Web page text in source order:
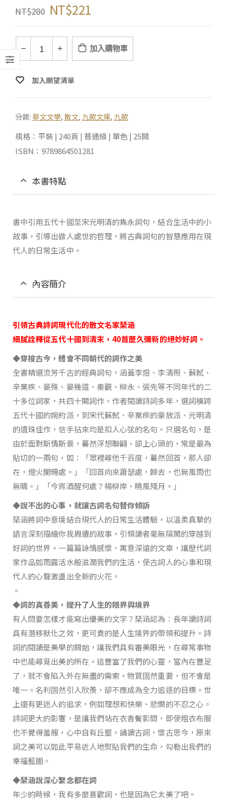
NT$280 NT$221
加入購物車
加入願望清單
分類: 華文文學, 散文, 九歌文庫, 九歌
規格：平裝 | 240頁 | 普通級 | 單色 | 25開
ISBN：9789864501281
本書特點
書中引用五代十國至宋元明清的雋永詞句，結合生活中的小
故事，引導出做人處世的哲理，將古典詞句的智慧應用在現
代人的日常生活中。
內容簡介
引領古典詩詞現代化的散文名家琹涵
細膩詮釋從五代十國到清末，40首歷久彌新的絕妙好詞。
◆穿梭古今，體會不同朝代的詞作之美
全書精選流芳千古的經典詞句，涵蓋李煜、李清照、蘇軾、
辛棄疾、晏殊、晏幾道、秦觀、柳永、張先等不同年代的二
十多位詞家，共四十闋詞作。作者閱讀詩詞多年，選詞橫跨
五代十國的婉約派，到宋代蘇軾、辛棄疾的豪放派、元明清
的遺珠佳作，信手拈來均是扣人心弦的名句。只選名句，是
由於面對斯情斯景，驀然浮想聯翩、卻上心頭的，常是最為
貼切的一兩句，如：「眾裡尋他千百度，驀然回首，那人卻
在，燈火闌珊處。」「回首向來蕭瑟處，歸去，也無風雨也
無晴。」「今宵酒醒何處？楊柳岸、曉風殘月。」
◆說不出的心事，就讓古詞名句替你傾訴
琹涵將詞中意境結合現代人的日常生活體驗，以溫柔真摯的
語言深刻描繪你我周遭的故事，引領讀者毫無隔閡的穿越到
好詞的世界。一篇篇詠情感懷、寓意深遠的文章，讓歷代詞
家作品如雨露活水般滋潤我們的生活，使古詞人的心事和現
代人的心聲激盪出全新的火花。
。
◆詞的真善美，提升了人生的眼界與境界
有人問要怎樣才能寫出優美的文字？琹涵認為：長年讀詩詞
具有潛移默化之效，更可貴的是人生境界的帶領和提升。詩
詞的閱讀是美學的開始，讓我們具有審美眼光，在尋常事物
中也能尋覓出美的所在。這豐富了我們的心靈，當內在豐足
了，就不會陷入外在無盡的需索。物質固然重要，但不會是
唯一。名利固然引人欣羨，卻不應成為全力追逐的目標。世
上還有更迷人的追求，例如理想和快樂、悲憫的不忍之心。
詩詞更大的影響，是讓我們站在衣香鬢影間，即使粗衣布服
也不覺得羞赧，心中自有丘壑。誦讀古詞，懷古思今，原來
詞之美可以如此平易近人地熨貼我們的生命，勾勒出我們的
幸福藍圖。
◆琹涵說深心繫念都在詞
年少的時候，我有多麼喜歡詞，也是因為它太美了吧。